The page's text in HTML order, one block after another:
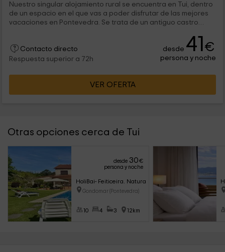
Nuestro singular alojamiento rural se encuentra en Tui, dentro
de un espacio en el que vas a poder disfrutar de las mejores
vacaciones en Pontevedra. Se trata de un antiguo castro
máximo de 2 personas que van a poder disfrutar de las
mejores vacaciones.
Contacto directo
Respuesta superior a 72h
desde 41€
persona y noche
VER OFERTA
Otras opciones cerca de Tui
desde 30€
persona y noche
HoliBai- Feiticeira. Naturaleza, amplitud
Gondomar (Pontevedra)
10 4 3 12km